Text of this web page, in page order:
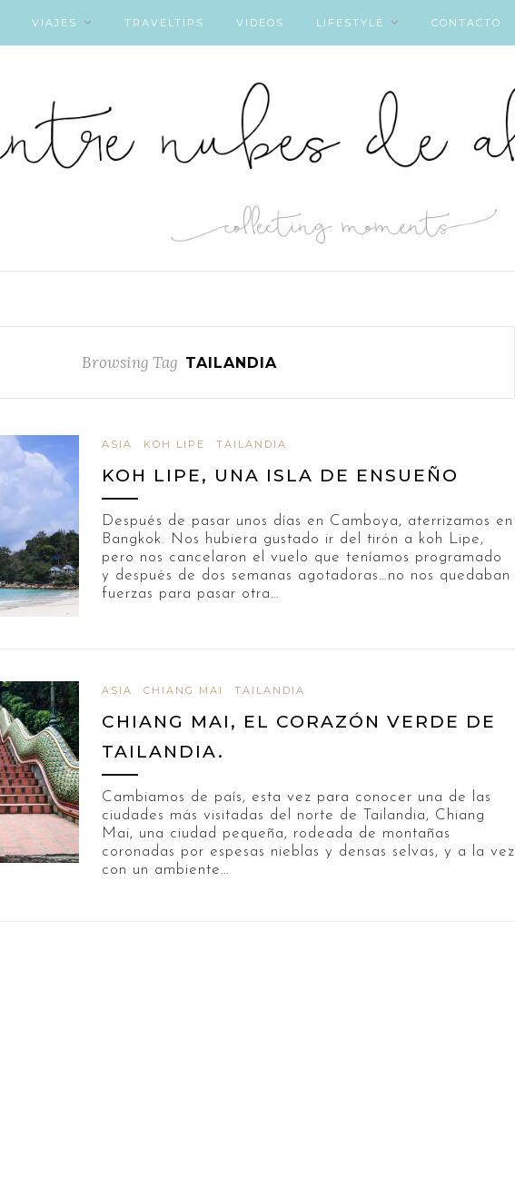
VIAJES TRAVELTIPS VIDEOS LIFESTYLE CONTACTO
Browsing Tag TAILANDIA
ASIA KOH LIPE TAILANDIA
KOH LIPE, UNA ISLA DE ENSUEÑO
Después de pasar unos días en Camboya, aterrizamos en
Bangkok. Nos hubiera gustado ir del tirón a koh Lipe,
pero nos cancelaron el vuelo que teníamos programado
y después de dos semanas agotadoras…no nos quedaban
fuerzas para pasar otra…
ASIA CHIANG MAI TAILANDIA
CHIANG MAI, EL CORAZÓN VERDE DE
TAILANDIA.
Cambiamos de país, esta vez para conocer una de las
ciudades más visitadas del norte de Tailandia, Chiang
Mai, una ciudad pequeña, rodeada de montañas
coronadas por espesas nieblas y densas selvas, y a la vez
con un ambiente…